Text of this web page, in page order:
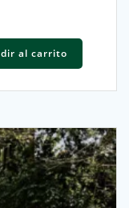
al carrito